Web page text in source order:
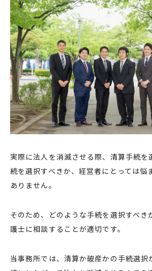
実際に法人を消滅させる際、清算手続を
続を選択すべきか、経営者にとっては悩
ありません。
そのため、どのような手続を選択すべき
護士に相談することが適切です。
当事務所では、清算か破産かの手続選択